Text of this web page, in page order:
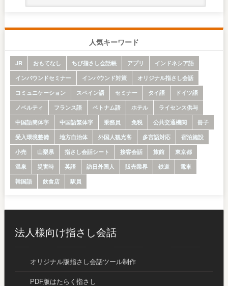
人気キーワード
JR おもてなし ちび指さし会話帳 アプリ
インドネシア語
インバウンドセミナー
インバウンド対策
オリジナル指さし会話
コミュニケーション
スペイン語 セミナー タイ語
ドイツ語
ノベルティ
フランス語 ベトナム語 ホテル
ライセンス供与
中国語簡体字
中国語繁体字 乗務員 免税 公共交通機関
冊子
受入環境整備
地方自治体 外国人観光客 多言語対応
宿泊施設
小売
山梨県 指さし会話シート 接客会話 旅館
東京都
温泉
災害時 英語 訪日外国人 販売業界 鉄道
電車
韓国語
飲食店 駅員
法人様向け指さし会話
オリジナル版指さし会話ツール制作
PDF版はたらく指さし